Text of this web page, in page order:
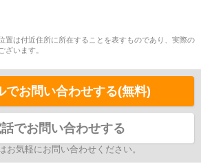
置は付近住所に所在することを表すものであり、実際の
ざいます。
でお問い合わせする(無料)
話でお問い合わせする
お気軽にお問い合わせください。